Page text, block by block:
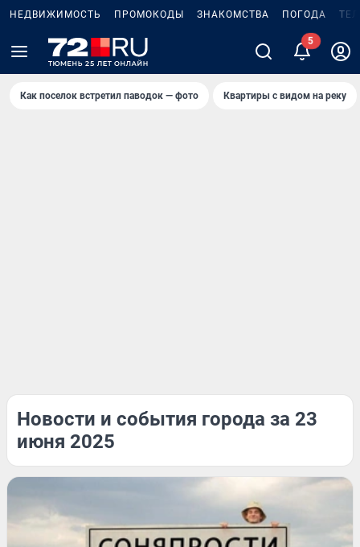
НЕДВИЖИМОСТЬ ПРОМОКОДЫ ЗНАКОМСТВА ПОГОДА
5
Как поселок встретил паводок — фото Квартиры с видом на реку
Новости и события города за 23
июня 2025